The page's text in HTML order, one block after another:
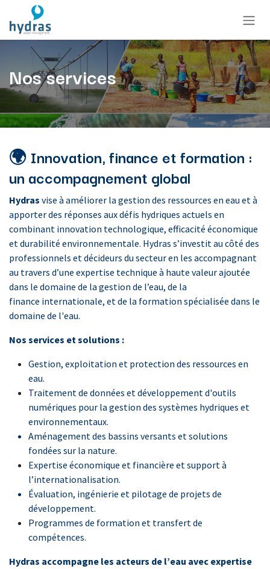
Se rendre au contenu
Nos services
🌍 Innovation, finance et formation :
un accompagnement global
Hydras vise à améliorer la gestion des ressources en eau et à
apporter des réponses aux défis hydriques actuels en
combinant innovation technologique, efficacité économique
et durabilité environnementale. Hydras s’investit au côté des
professionnels et décideurs du secteur en les accompagnant
au travers d’une expertise technique à haute valeur ajoutée
dans le domaine de la gestion de l’eau, de la
finance internationale, et de la formation spécialisée dans le
domaine de l'eau.
Nos services et solutions :
Gestion, exploitation et protection des ressources en
eau.
Traitement de données et développement d'outils
numériques pour la gestion des systèmes hydriques et
environnementaux.
Aménagement des bassins versants et solutions
fondées sur la nature.
Expertise économique et financière et support à
l’internationalisation.
Évaluation, ingénierie et pilotage de projets de
développement.
Programmes de formation et transfert de
compétences.
Hydras accompagne les acteurs de l’eau avec expertise